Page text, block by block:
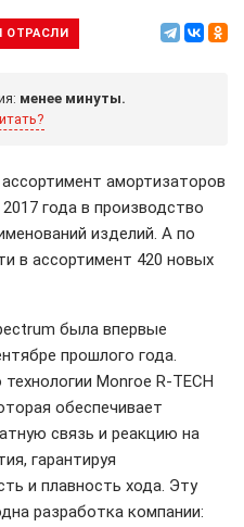
ОТРАСЛИ
менее минуты.
амортизаторов
года в производство
изделий. А по
в ассортимент 420 новых
была впервые
прошлого года.
Monroe R-TECH
обеспечивает
связь и реакцию на
гарантируя
и плавность хода. Эту
разработка компании: